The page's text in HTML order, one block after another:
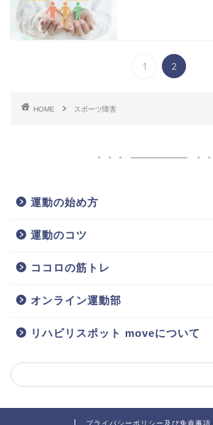
1 2
HOME スポーツ障害
運動の始め方
運動のコツ
ココロの筋トレ
オンライン運動部
リハビリスポット moveについて
プライバシーポリシー及び免責事項